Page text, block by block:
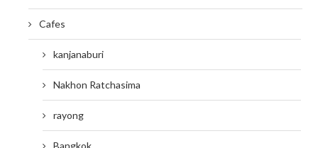
Cafes
kanjanaburi
Nakhon Ratchasima
rayong
Bangkok